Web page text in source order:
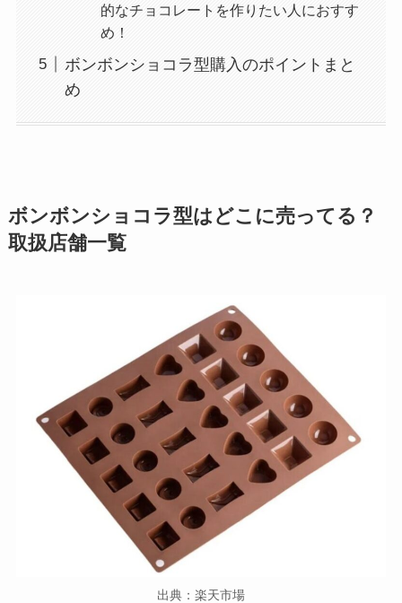
的なチョコレートを作りたい人におすす
め！
ボンボンショコラ型購入のポイントまと
め
ボンボンショコラ型はどこに売ってる？
取扱店舗一覧
出典：楽天市場